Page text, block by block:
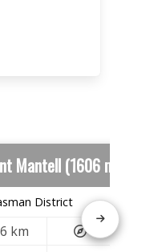
Mantell (1606 m)
District
km
65°